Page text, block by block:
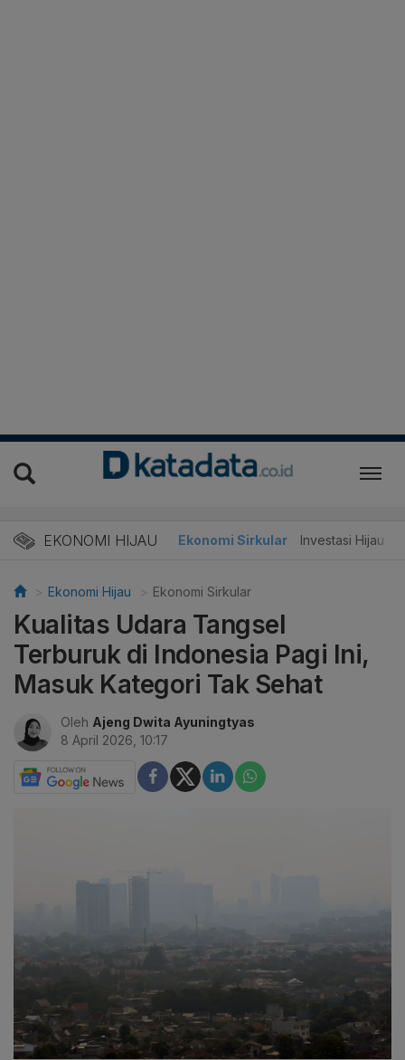
EKONOMI HIJAU
Energi Baru Ekonomi Sirkular Investasi Hijau
Ekonomi Hijau Ekonomi Sirkular
Kualitas Udara Tangsel
Terburuk di Indonesia Pagi Ini,
Masuk Kategori Tak Sehat
Oleh Ajeng Dwita Ayuningtyas
8 April 2026, 10:17